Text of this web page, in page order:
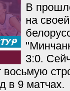
В
на
3:0.
в 9 матчах.